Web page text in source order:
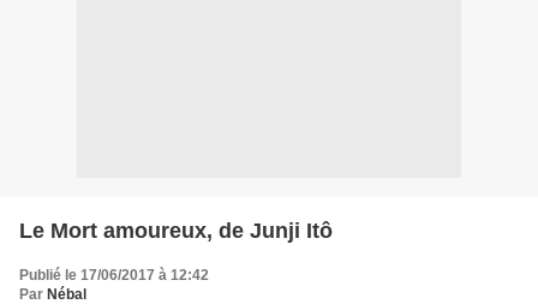
Le Mort amoureux, de Junji Itô
Publié le 17/06/2017 à 12:42
Par Nébal